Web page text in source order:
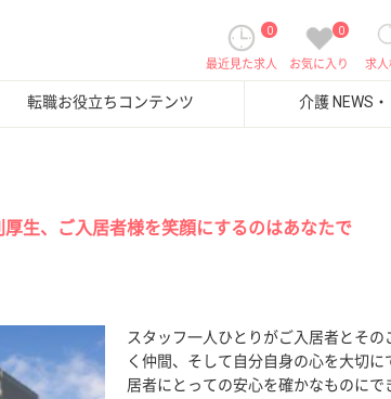
求
0
お気に入り
0
最近見た求人
転職お役立ちコンテンツ 介護 NEWS
生、ご入居者様を笑顔にするのはあなたで
スタッフ一人ひとりがご入居者とその
く仲間、そして自分自身の心を大切に
居者にとっての安心を確かなものにで